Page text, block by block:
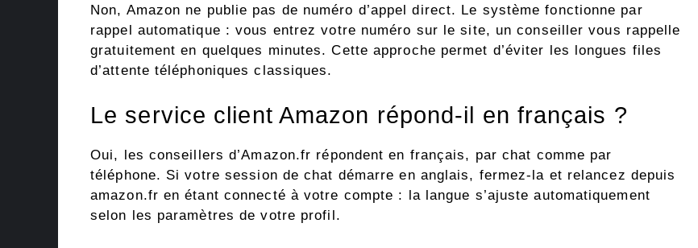
Non, Amazon ne publie pas de numéro d’appel direct. Le système fonctionne par
rappel automatique : vous entrez votre numéro sur le site, un conseiller vous rappelle
gratuitement en quelques minutes. Cette approche permet d’éviter les longues files
d’attente téléphoniques classiques.
Le service client Amazon répond-il en français ?
Oui, les conseillers d’Amazon.fr répondent en français, par chat comme par
téléphone. Si votre session de chat démarre en anglais, fermez-la et relancez depuis
amazon.fr en étant connecté à votre compte : la langue s’ajuste automatiquement
selon les paramètres de votre profil.